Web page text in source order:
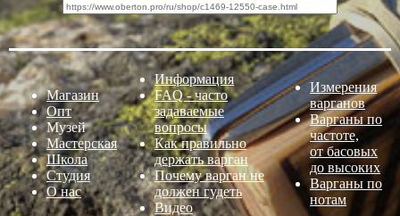
Магазин
Опт
Музей
Мастерская
Школа
Студия
О нас
Информация
FAQ - часто
задаваемые
вопросы
Как правильно
держать варган
Почему варган не
должен гудеть
Видео
Измерения
варганов
Варганы по
частоте,
от басовых
до высоких
Варганы по
нотам